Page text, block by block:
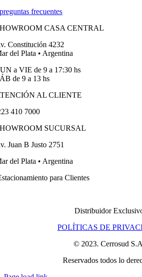
preguntas frecuentes
CASA CENTRAL
Constitución 4232
del Plata • Argentina
a VIE de 9 a 17:30 hs
de 9 a 13 hs
AL CLIENTE
410 7000
SUCURSAL
Juan B Justo 2751
del Plata • Argentina
para Clientes
Distribuidor
POLÍTICAS DE
© 2023. Cerrosud
Reservados todos lo